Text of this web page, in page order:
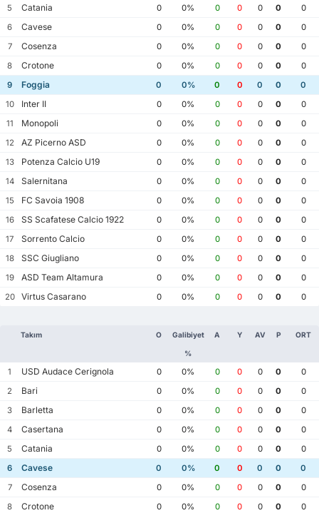
5 Catania 0 0% 0 0 0 0
0
6
Cavese 0 0% 0 0 0 0
0
7
Cosenza 0 0% 0 0 0 0
0
8
Crotone 0 0% 0 0 0 0
0
9
Foggia 0 0% 0 0 0 0
0
10
Inter II 0 0% 0 0 0 0
0
11
Monopoli 0 0% 0 0 0 0
0
12
AZ Picerno ASD 0 0% 0 0 0 0
0
13
Potenza Calcio U19 0 0% 0 0 0 0
0
14
Salernitana 0 0% 0 0 0 0
0
15
FC Savoia 1908 0 0% 0 0 0 0
0
16
SS Scafatese Calcio 1922 0 0% 0 0 0 0
0
17
Sorrento Calcio 0 0% 0 0 0 0
0
18
SSC Giugliano 0 0% 0 0 0 0
0
19
ASD Team Altamura 0 0% 0 0 0 0
0
20
Virtus Casarano 0 0% 0 0 0 0 0
Takım O Galibiyet
%
A Y AV P ORT
1 USD Audace Cerignola 0 0% 0 0 0 0
0
2
Bari 0 0% 0 0 0 0
0
3
Barletta 0 0% 0 0 0 0
0
4
Casertana 0 0% 0 0 0 0
0
5
Catania 0 0% 0 0 0 0
0
6
Cavese 0 0% 0 0 0 0
0
7
Cosenza 0 0% 0 0 0 0
0
8
Crotone 0 0% 0 0 0 0
0